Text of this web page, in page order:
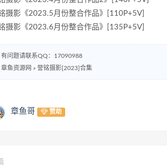
摄影《2023.5月份整合作品》[110P+5V]
摄影《2023.6月份整合作品》[135P+5V]
有问题请联系QQ：17090988
章鱼资源网 » 誉铭摄影[2023]合集
章鱼哥 赞助